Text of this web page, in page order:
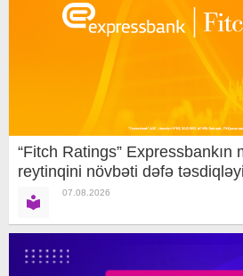
“Fitch Ratings” Expressbankın
reytinqini növbəti dəfə
07.08.2026